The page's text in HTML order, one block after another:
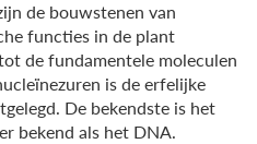
de bouwstenen van
functies in de plant
de fundamentele moleculen
is de erfelijke
De bekendste is het
bekend als het DNA.